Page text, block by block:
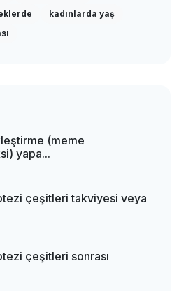
kadınlarda yaş
(meme
yapa...
çeşitleri takviyesi veya
çeşitleri sonrası